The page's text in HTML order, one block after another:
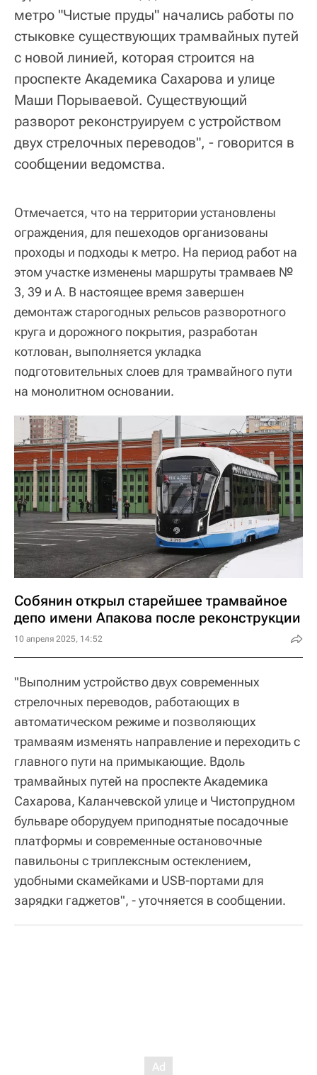
метро "Чистые пруды" начались работы по
стыковке существующих трамвайных путей
с новой линией, которая строится на
проспекте Академика Сахарова и улице
Маши Порываевой. Существующий
разворот реконструируем с устройством
двух стрелочных переводов", - говорится в
сообщении ведомства.
Отмечается, что на территории установлены
ограждения, для пешеходов организованы
проходы и подходы к метро. На период работ на
этом участке изменены маршруты трамваев №
3, 39 и А. В настоящее время завершен
демонтаж старогодных рельсов разворотного
круга и дорожного покрытия, разработан
котлован, выполняется укладка
подготовительных слоев для трамвайного пути
на монолитном основании.
Собянин открыл старейшее трамвайное
депо имени Апакова после реконструкции
10 апреля 2025, 14:52
"Выполним устройство двух современных
стрелочных переводов, работающих в
автоматическом режиме и позволяющих
трамваям изменять направление и переходить с
главного пути на примыкающие. Вдоль
трамвайных путей на проспекте Академика
Сахарова, Каланчевской улице и Чистопрудном
бульваре оборудуем приподнятые посадочные
платформы и современные остановочные
павильоны с триплексным остеклением,
удобными скамейками и USB-портами для
зарядки гаджетов", - уточняется в сообщении.